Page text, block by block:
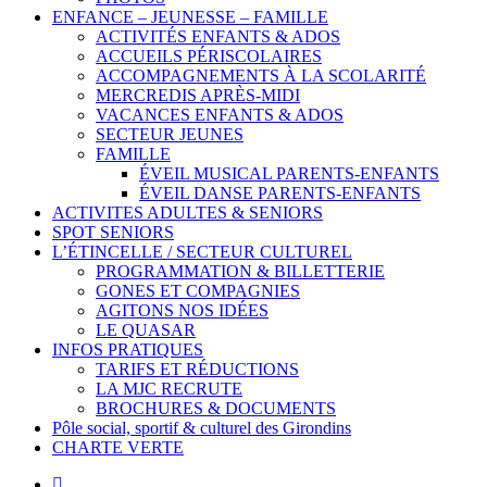
ENFANCE – JEUNESSE – FAMILLE
ACTIVITÉS ENFANTS & ADOS
ACCUEILS PÉRISCOLAIRES
ACCOMPAGNEMENTS À LA SCOLARITÉ
MERCREDIS APRÈS-MIDI
VACANCES ENFANTS & ADOS
SECTEUR JEUNES
FAMILLE
ÉVEIL MUSICAL PARENTS-ENFANTS
ÉVEIL DANSE PARENTS-ENFANTS
ACTIVITES ADULTES & SENIORS
SPOT SENIORS
L’ÉTINCELLE / SECTEUR CULTUREL
PROGRAMMATION & BILLETTERIE
GONES ET COMPAGNIES
AGITONS NOS IDÉES
LE QUASAR
INFOS PRATIQUES
TARIFS ET RÉDUCTIONS
LA MJC RECRUTE
BROCHURES & DOCUMENTS
Pôle social, sportif & culturel des Girondins
CHARTE VERTE